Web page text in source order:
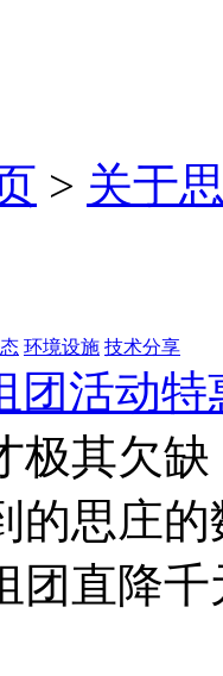
> 关于
环境设施 技术分享
团活动
极其欠
的思庄
团直降